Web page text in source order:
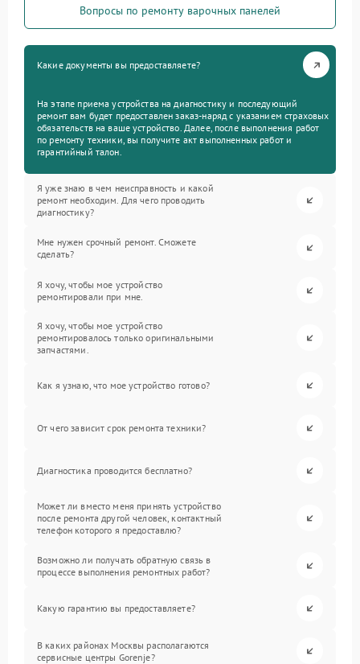
Вопросы по ремонту варочных панелей
Какие документы вы предоставляете?
На этапе приема устройства на диагностику и последующий
ремонт вам будет предоставлен заказ-наряд с указанием страховых
обязательств на ваше устройство. Далее, после выполнения работ
по ремонту техники, вы получите акт выполненных работ и
гарантийный талон.
Я уже знаю в чем неисправность и какой
ремонт необходим. Для чего проводить
диагностику?
Мне нужен срочный ремонт. Сможете
сделать?
Я хочу, чтобы мое устройство
ремонтировали при мне.
Я хочу, чтобы мое устройство
ремонтировалось только оригинальными
запчастями.
Как я узнаю, что мое устройство готово?
От чего зависит срок ремонта техники?
Диагностика проводится бесплатно?
Может ли вместо меня принять устройство
после ремонта другой человек, контактный
телефон которого я предоставлю?
Возможно ли получать обратную связь в
процессе выполнения ремонтных работ?
Какую гарантию вы предоставляете?
В каких районах Москвы располагаются
сервисные центры Gorenje?